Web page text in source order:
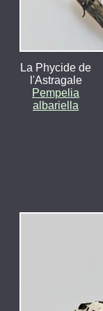
La Phycide de
l'Astragale
Pempelia
albariella